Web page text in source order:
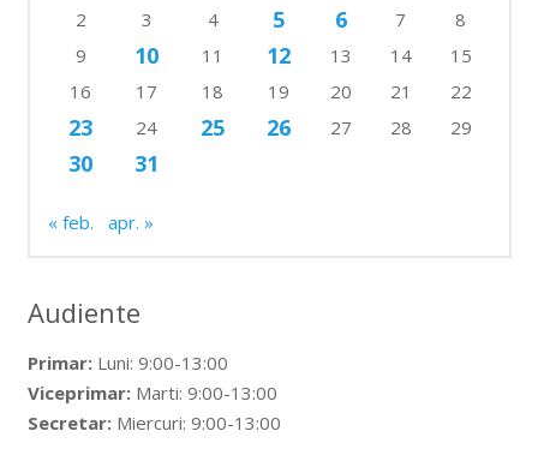
2
3 4 5 6 7
8
9
10 11 12 13 14
15
16
17 18 19 20 21 22
23 24 25 26 27 28 29
30 31
« feb. apr. »
Audiente
Primar:Luni: 9:00-13:00
Viceprimar:Marti: 9:00-13:00
Secretar:Miercuri: 9:00-13:00